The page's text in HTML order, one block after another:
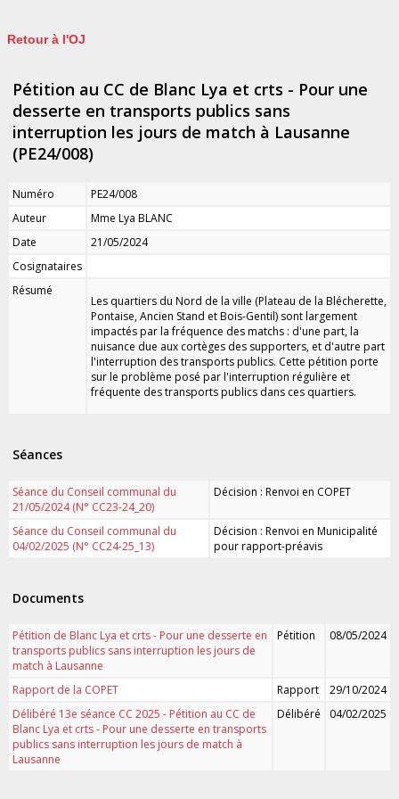
Retour à l'OJ
Pétition au CC de Blanc Lya et crts - Pour une
desserte en transports publics sans
interruption les jours de match à Lausanne
(PE24/008)
Numéro
PE24/008
Auteur
Mme Lya BLANC
Date
21/05/2024
Cosignataires
Résumé
Les quartiers du Nord de la ville (Plateau de la Blécherette,
Pontaise, Ancien Stand et Bois-Gentil) sont largement
impactés par la fréquence des matchs : d'une part, la
nuisance due aux cortèges des supporters, et d'autre part
l'interruption des transports publics. Cette pétition porte
sur le problème posé par l'interruption régulière et
fréquente des transports publics dans ces quartiers.
Séances
Séance du Conseil communal du
21/05/2024 (N° CC23-24_20)
Décision : Renvoi en COPET
Séance du Conseil communal du
04/02/2025 (N° CC24-25_13)
Décision : Renvoi en Municipalité
pour rapport-préavis
Documents
Pétition de Blanc Lya et crts - Pour une desserte en
transports publics sans interruption les jours de
match à Lausanne
Pétition 08/05/2024
Rapport de la COPET Rapport
29/10/2024
Délibéré 13e séance CC 2025 - Pétition au CC de
Blanc Lya et crts - Pour une desserte en transports
publics sans interruption les jours de match à
Lausanne
Délibéré 04/02/2025